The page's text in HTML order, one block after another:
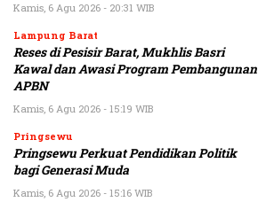
Kamis, 6 Agu 2026 - 20:31 WIB
Lampung Barat
Reses di Pesisir Barat, Mukhlis Basri
Kawal dan Awasi Program Pembangunan
APBN
Kamis, 6 Agu 2026 - 15:19 WIB
Pringsewu
Pringsewu Perkuat Pendidikan Politik
bagi Generasi Muda
Kamis, 6 Agu 2026 - 15:16 WIB